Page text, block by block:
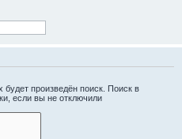
произведён поиск. Поиск в
если вы не отключили